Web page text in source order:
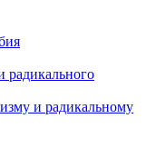
радикального
и радикальному